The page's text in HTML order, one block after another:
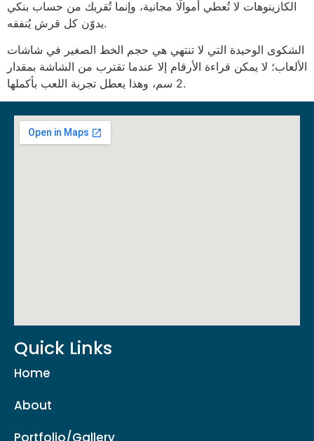
الكازينوهات لا تُعطي أموالًا مجانية، وإنما تُقربك من حساب بنكي
يدوّن كل قرش يُنفقه.
الشكوى الوحيدة التي لا تنتهي هي حجم الخط الصغير في شاشات
الألعاب؛ لا يمكن قراءة الأرقام إلا عندما تقترب من الشاشة بمقدار
2 سم، وهذا يعطل تجربة اللعب بأكملها.
Quick Links
Home
About